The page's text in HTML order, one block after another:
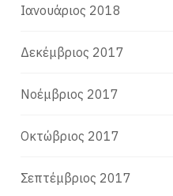
Ιανουάριος 2018
Δεκέμβριος 2017
Νοέμβριος 2017
Οκτώβριος 2017
Σεπτέμβριος 2017